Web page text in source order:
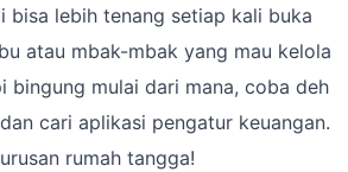
bisa lebih tenang setiap kali buka
atau mbak-mbak yang mau kelola
bingung mulai dari mana, coba deh
cari aplikasi pengatur keuangan.
rumah tangga!